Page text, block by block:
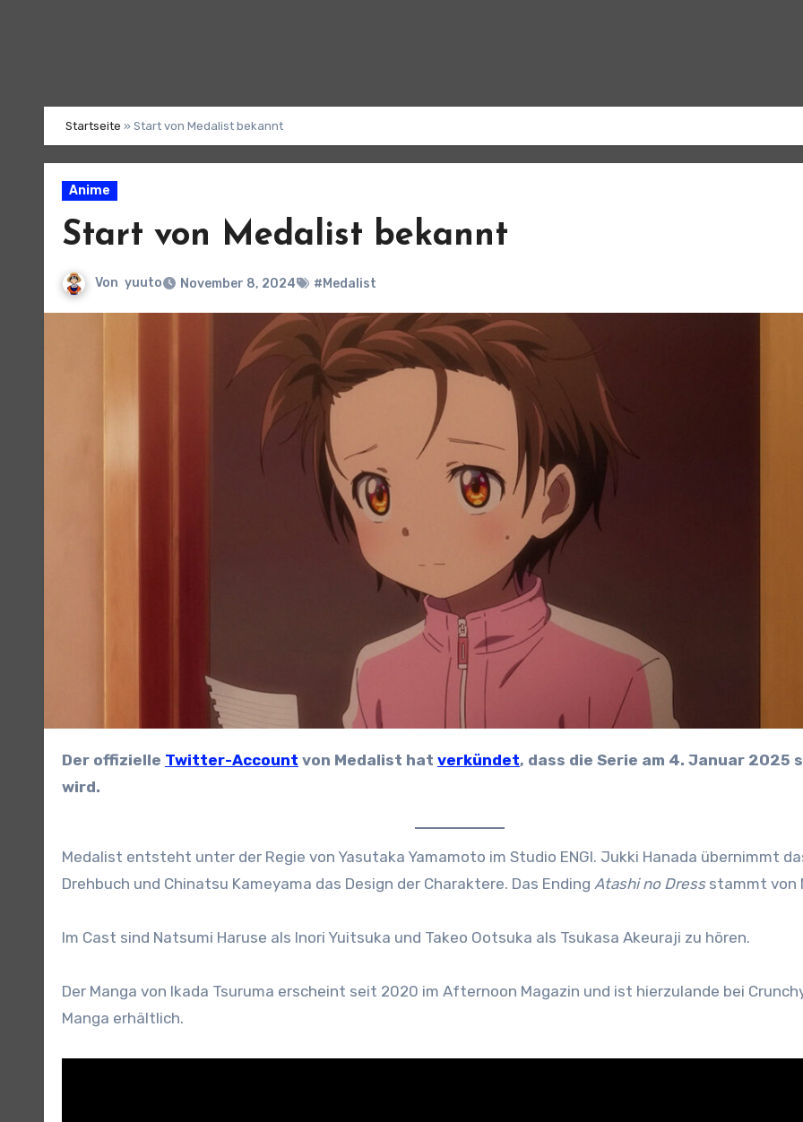
Startseite » Start von Medalist bekannt
Anime
Start von Medalist bekannt
Von yuuto November 8, 2024 #Medalist
Der offizielle Twitter-Account von Medalist hat verkündet, dass die Serie am 4. Januar 2025
wird.
Medalist entsteht unter der Regie von Yasutaka Yamamoto im Studio ENGI. Jukki Hanada übernimmt
Drehbuch und Chinatsu Kameyama das Design der Charaktere. Das Ending Atashi no Dressstammt von
Im Cast sind Natsumi Haruse als Inori Yuitsuka und Takeo Ootsuka als Tsukasa Akeuraji zu hören.
Der Manga von Ikada Tsuruma erscheint seit 2020 im Afternoon Magazin und ist hierzulande bei
Manga erhältlich.